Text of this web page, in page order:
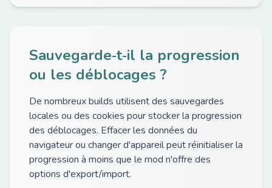
Sauvegarde‑t‑il la progression
ou les déblocages ?
De nombreux builds utilisent des sauvegardes
locales ou des cookies pour stocker la progression
des déblocages. Effacer les données du
navigateur ou changer d'appareil peut réinitialiser la
progression à moins que le mod n'offre des
options d'export/import.